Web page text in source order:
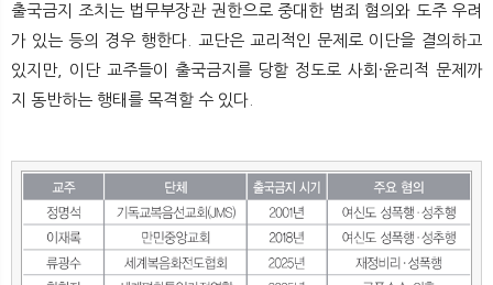
출국금지 조치는 법무부장관 권한으로 중대한 범죄 혐의와 도주 우려
가 있는 등의 경우 행한다. 교단은 교리적인 문제로 이단을 결의하고
있지만, 이단 교주들이 출국금지를 당할 정도로 사회·윤리적 문제까
지 동반하는 행태를 목격할 수 있다.